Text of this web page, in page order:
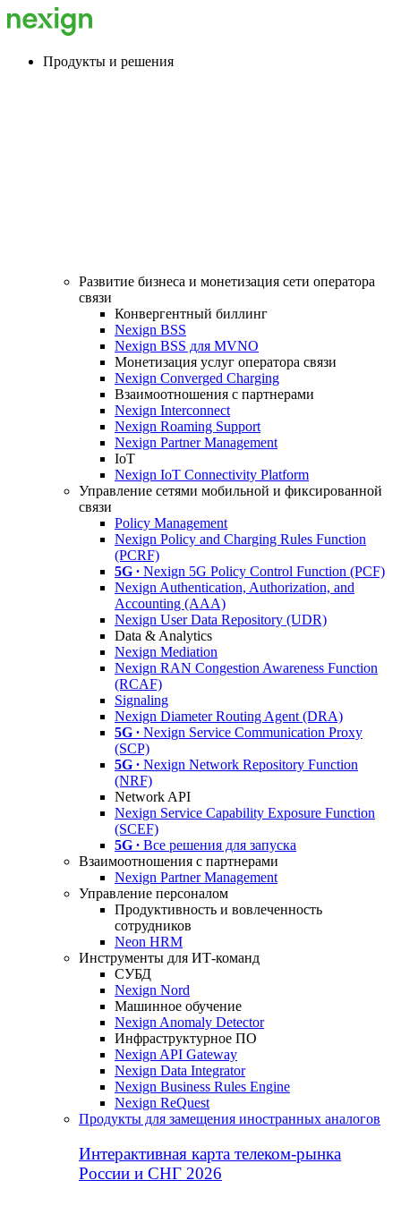
Продукты и решения
Развитие бизнеса и монетизация сети оператора
связи
Конвергентный биллинг
Nexign BSS
Nexign BSS для MVNO
Монетизация услуг оператора связи
Nexign Converged Charging
Взаимоотношения с партнерами
Nexign Interconnect
Nexign Roaming Support
Nexign Partner Management
IoT
Nexign IoT Connectivity Platform
Управление сетями мобильной и фиксированной
связи
Policy Management
Nexign Policy and Charging Rules Function
(PCRF)
5G ∙ Nexign 5G Policy Control Function (PCF)
Nexign Authentication, Authorization, and
Accounting (AAA)
Nexign User Data Repository (UDR)
Data & Analytics
Nexign Mediation
Nexign RAN Congestion Awareness Function
(RCAF)
Signaling
Nexign Diameter Routing Agent (DRA)
5G ∙ Nexign Service Communication Proxy
(SCP)
5G ∙ Nexign Network Repository Function
(NRF)
Network API
Nexign Service Capability Exposure Function
(SCEF)
5G ∙ Все решения для запуска
Взаимоотношения с партнерами
Nexign Partner Management
Управление персоналом
Продуктивность и вовлеченность
сотрудников
Neon HRM
Инструменты для ИТ-команд
СУБД
Nexign Nord
Машинное обучение
Nexign Anomaly Detector
Инфраструктурное ПО
Nexign API Gateway
Nexign Data Integrator
Nexign Business Rules Engine
Nexign ReQuest
Продукты для замещения иностранных аналогов
Интерактивная карта телеком-рынка
России и СНГ 2026